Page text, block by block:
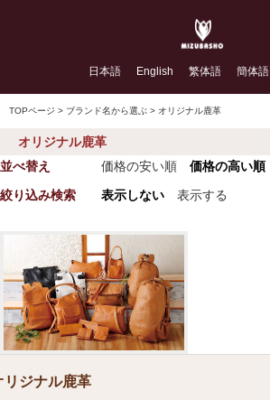
日本語 English 繁体語 簡体語
TOPページ > ブランド名から選ぶ > オリジナル鹿革
オリジナル鹿革
並べ替え
価格の安い順
価格の高い順
絞り込み検索
表示しない 表示する
リジナル鹿革